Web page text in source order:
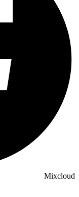
Mixcloud